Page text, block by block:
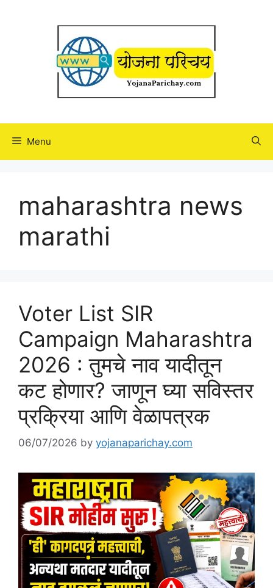
Menu
maharashtra news
marathi
Voter List SIR
Campaign Maharashtra
2026 : तुमचे नाव यादीतून
कट होणार? जाणून घ्या सविस्तर
प्रक्रिया आणि वेळापत्रक
06/07/2026 by yojanaparichay.com